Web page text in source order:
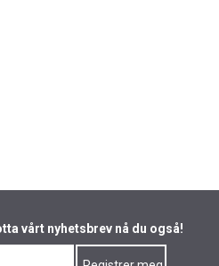
vårt nyhetsbrev nå du også!